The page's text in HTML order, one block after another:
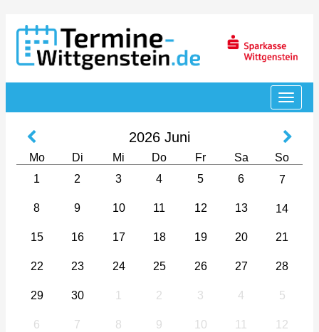
2026 Juni
Mo Di Mi Do Fr Sa
So
1
2 3 4 5 6 7
8 9 10 11 12 13 14
15 16 17 18 19 20 21
22 23 24 25 26 27 28
29 30 1 2 3 4 5
6 7 8 9 10 11 12